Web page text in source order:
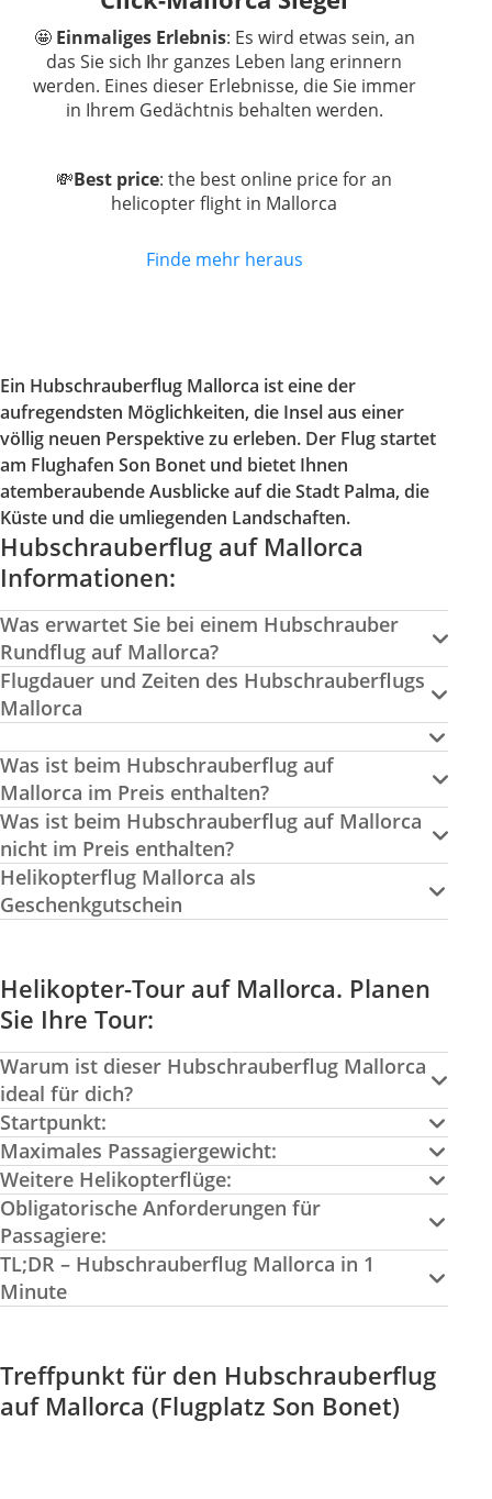
🤩 Einmaliges Erlebnis: Es wird etwas sein, an
das Sie sich Ihr ganzes Leben lang erinnern
werden. Eines dieser Erlebnisse, die Sie immer
in Ihrem Gedächtnis behalten werden.
💸Best price: the best online price for an
helicopter flight in Mallorca
Finde mehr heraus
Ein Hubschrauberflug Mallorca ist eine der
aufregendsten Möglichkeiten, die Insel aus einer
völlig neuen Perspektive zu erleben. Der Flug startet
am Flughafen Son Bonet und bietet Ihnen
atemberaubende Ausblicke auf die Stadt Palma, die
Küste und die umliegenden Landschaften.
Hubschrauberflug auf Mallorca
Informationen:
Was erwartet Sie bei einem Hubschrauber
Rundflug auf Mallorca?
Flugdauer und Zeiten des Hubschrauberflugs
Mallorca
Was ist beim Hubschrauberflug auf
Mallorca im Preis enthalten?
Was ist beim Hubschrauberflug auf Mallorca
nicht im Preis enthalten?
Helikopterflug Mallorca als
Geschenkgutschein
Helikopter-Tour auf Mallorca. Planen
Sie Ihre Tour:
Warum ist dieser Hubschrauberflug Mallorca
ideal für dich?
Startpunkt:
Maximales Passagiergewicht:
Weitere Helikopterflüge:
Obligatorische Anforderungen für
Passagiere:
TL;DR – Hubschrauberflug Mallorca in 1
Minute
Treffpunkt für den Hubschrauberflug
auf Mallorca (Flugplatz Son Bonet)